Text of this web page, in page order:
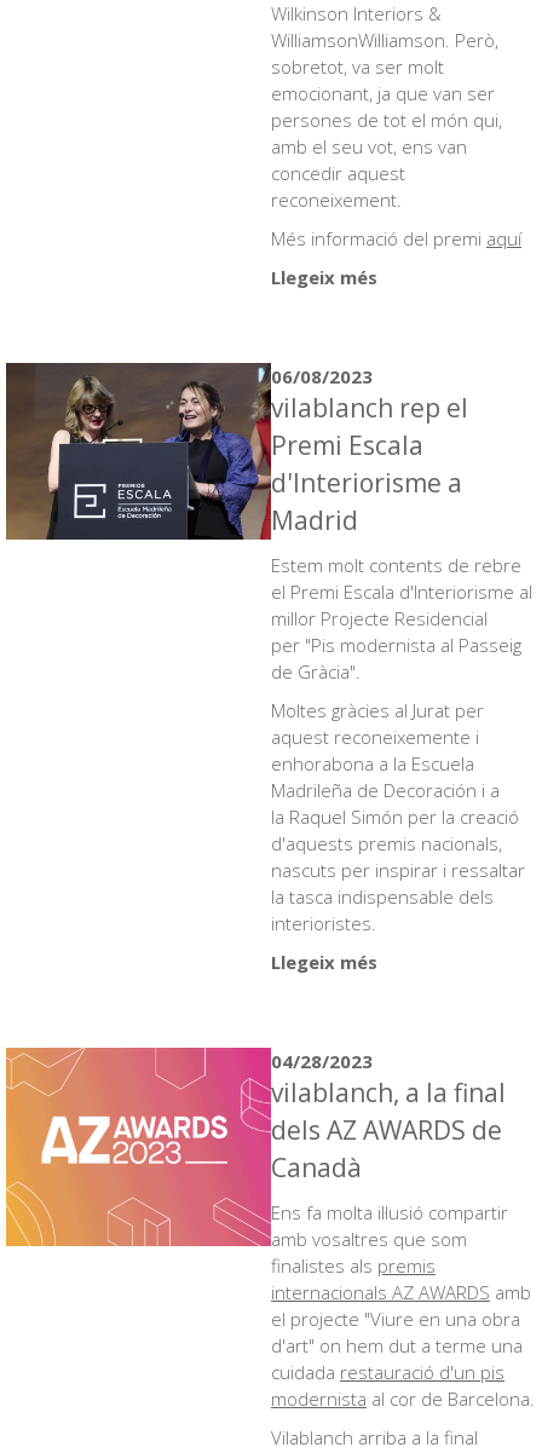
Wilkinson Interiors &
WilliamsonWilliamson. Però,
sobretot, va ser molt
emocionant, ja que van ser
persones de tot el món qui,
amb el seu vot, ens van
concedir aquest
reconeixement.
Més informació del premi aquí
Llegeix més
06/08/2023
vilablanch rep el
Premi Escala
d'Interiorisme a
Madrid
Estem molt contents de rebre
el Premi Escala d'Interiorisme al
millor Projecte Residencial
per "Pis modernista al Passeig
de Gràcia".
Moltes gràcies al Jurat per
aquest reconeixemente i
enhorabona a la Escuela
Madrileña de Decoración i a
la Raquel Simón per la creació
d'aquests premis nacionals,
nascuts per inspirar i ressaltar
la tasca indispensable dels
interioristes.
Llegeix més
04/28/2023
vilablanch, a la final
dels AZ AWARDS de
Canadà
Ens fa molta il·lusió compartir
amb vosaltres que som
finalistes als premis
internacionals AZ AWARDS amb
el projecte "Viure en una obra
d'art" on hem dut a terme una
cuidada restauració d'un pis
modernista al cor de Barcelona.
Vilablanch arriba a la final